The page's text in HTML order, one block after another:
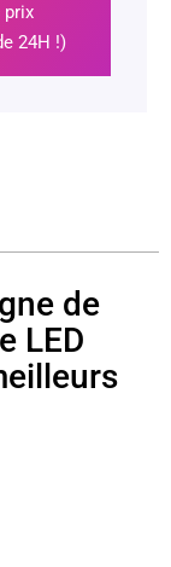
prix
24H !)
de
LED